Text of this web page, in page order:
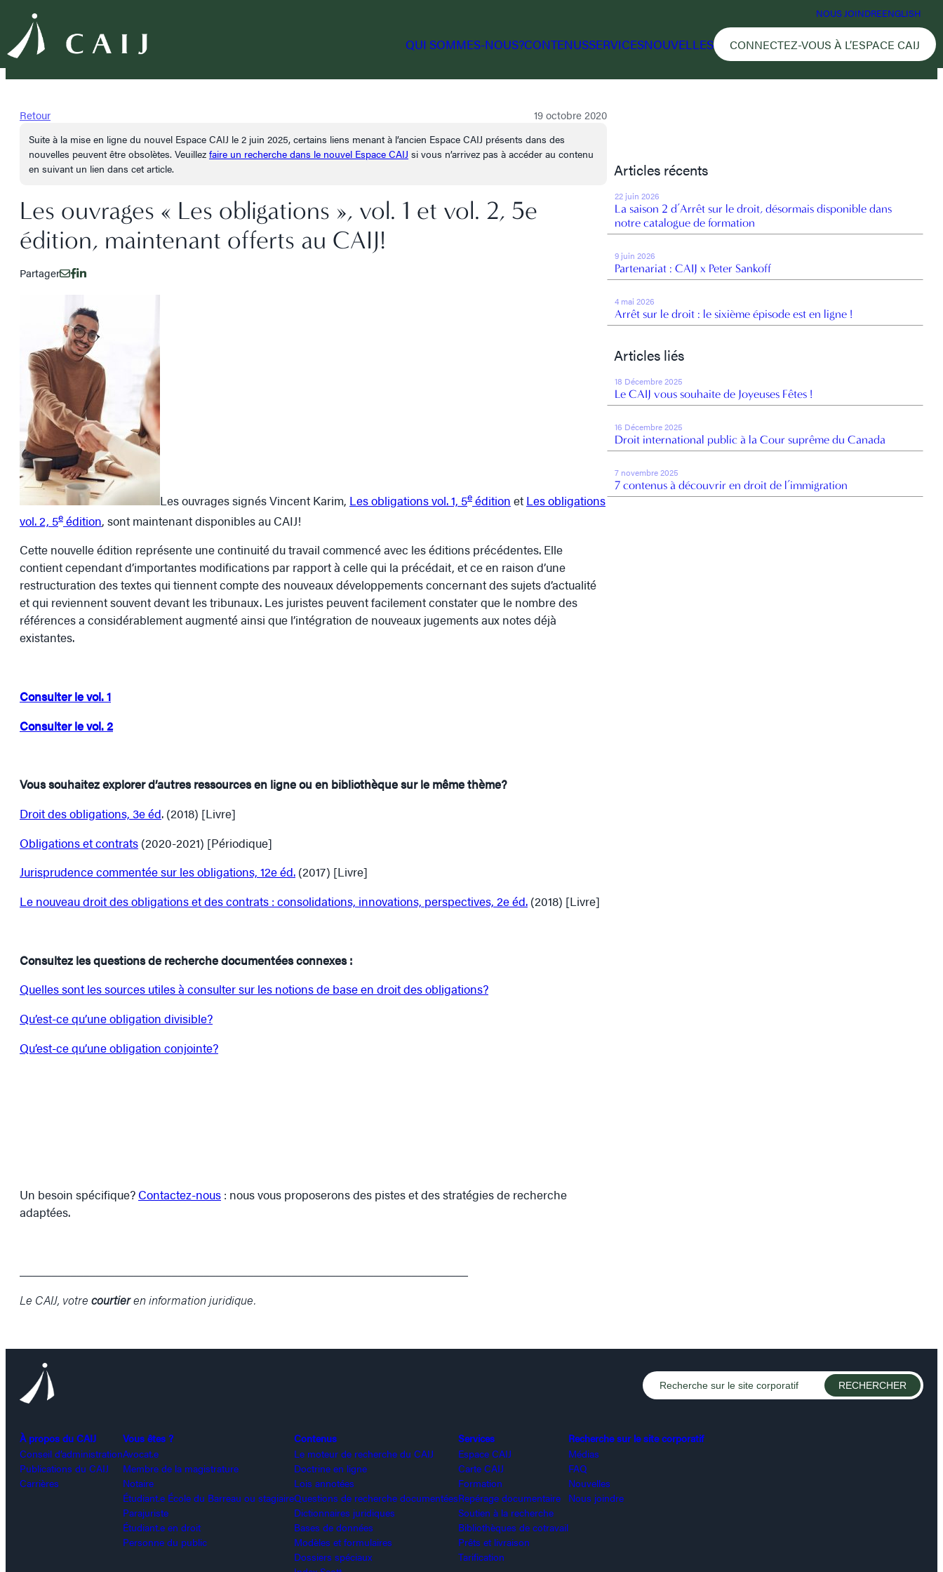
NOUS JOINDREENGLISH
QUI SOMMES-NOUS?CONTENUSSERVICESNOUVELLES CONNECTEZ-VOUS À L’ESPACE CAIJ
Retour 19 octobre 2020
Suite à la mise en ligne du nouvel Espace CAIJ le 2 juin 2025, certains liens menant à l’ancien Espace CAIJ présents dans des
nouvelles peuvent être obsolètes. Veuillez faire un recherche dans le nouvel Espace CAIJ si vous n’arrivez pas à accéder au contenu
en suivant un lien dans cet article.
Les ouvrages « Les obligations », vol. 1 et vol. 2, 5e
édition, maintenant offerts au CAIJ!
Partager
Les ouvrages signés Vincent Karim, Les obligations vol. 1, 5e édition et Les obligations
vol. 2, 5e édition, sont maintenant disponibles au CAIJ!
Cette nouvelle édition représente une continuité du travail commencé avec les éditions précédentes. Elle
contient cependant d’importantes modifications par rapport à celle qui la précédait, et ce en raison d’une
restructuration des textes qui tiennent compte des nouveaux développements concernant des sujets d’actualité
et qui reviennent souvent devant les tribunaux. Les juristes peuvent facilement constater que le nombre des
références a considérablement augmenté ainsi que l’intégration de nouveaux jugements aux notes déjà
existantes.
Consulter le vol. 1
Consulter le vol. 2
Vous souhaitez explorer d’autres ressources en ligne ou en bibliothèque sur le même thème?
Droit des obligations, 3e éd. (2018) [Livre]
Obligations et contrats (2020-2021) [Périodique]
Jurisprudence commentée sur les obligations, 12e éd. (2017) [Livre]
Le nouveau droit des obligations et des contrats : consolidations, innovations, perspectives, 2e éd. (2018) [Livre]
Consultez les questions de recherche documentées connexes :
Quelles sont les sources utiles à consulter sur les notions de base en droit des obligations?
Qu’est-ce qu’une obligation divisible?
Qu’est-ce qu’une obligation conjointe?
Un besoin spécifique? Contactez-nous : nous vous proposerons des pistes et des stratégies de recherche
adaptées.
Le CAIJ, votre courtieren information juridique.
Articles récents
22 juin 2026
La saison 2 d’Arrêt sur le droit, désormais disponible dans
notre catalogue de formation
9 juin 2026
Partenariat : CAIJ x Peter Sankoff
4 mai 2026
Arrêt sur le droit : le sixième épisode est en ligne !
Articles liés
18 Décembre 2025
Le CAIJ vous souhaite de Joyeuses Fêtes !
16 Décembre 2025
Droit international public à la Cour suprême du Canada
7 novembre 2025
7 contenus à découvrir en droit de l’immigration
À propos du CAIJ
Conseil d’administration
Publications du CAIJ
Carrières
Vous êtes ?
Avocat.e
Membre de la magistrature
Notaire
Étudiant.e École du Barreau ou stagiaire
Parajuriste
Étudiant.e en droit
Personne du public
Contenus
Le moteur de recherche du CAIJ
Doctrine en ligne
Lois annotées
Questions de recherche documentées
Dictionnaires juridiques
Bases de données
Modèles et formulaires
Dossiers spéciaux
Services
Espace CAIJ
Carte CAIJ
Formation
Repérage documentaire
Soutien à la recherche
Bibliothèques de cotravail
Prêts et livraison
Tarification
Recherche sur le site corporatif
Médias
FAQ
Nouvelles
Nous joindre